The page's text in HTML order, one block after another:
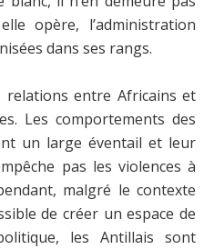
opère, l’administration
dans ses rangs.
relations entre Africains et
Les comportements des
un large éventail et leur
pas les violences à
malgré le contexte
de créer un espace de
les Antillais sont